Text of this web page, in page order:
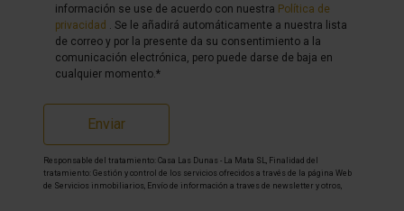
información se use de acuerdo con nuestra Política de
privacidad . Se le añadirá automáticamente a nuestra lista
de correo y por la presente da su consentimiento a la
comunicación electrónica, pero puede darse de baja en
cualquier momento.*
Enviar
Responsable del tratamiento: Casa Las Dunas - La Mata SL, Finalidad del
tratamiento: Gestión y control de los servicios ofrecidos a través de la página Web
de Servicios inmobiliarios, Envío de información a traves de newsletter y otros,